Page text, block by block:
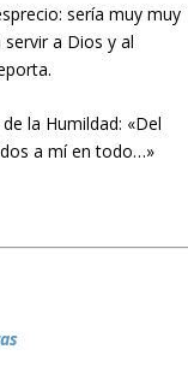
sería muy muy
a Dios y al
la Humildad: «Del
a mí en todo…»